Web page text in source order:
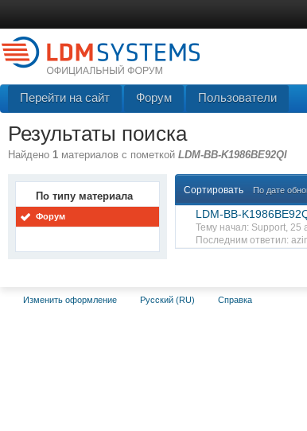
Перейти на сайт Форум Пользователи
Результаты поиска
Найдено 1 материалов с пометкой LDM-BB-K1986BE92QI
По типу материала
Форум
Сортировать По дате
LDM-BB-
Тему начал: Support, 25
Последним ответил:
Изменить оформление Русский (RU) Справка